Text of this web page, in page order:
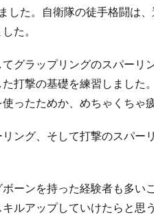
した。自衛隊の徒手格闘は
た。
グラップリングのスパーリ
打撃の基礎を練習しました
ったためか、めちゃくちゃ
ング、そして打撃のスパー
ーンを持った経験者も多い
ルアップしていけたらと思